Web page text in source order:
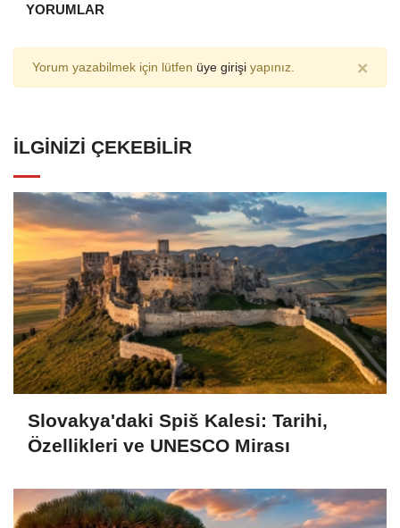
YORUMLAR
Yorum yazabilmek için lütfen üye girişi yapınız. ×
İLGINIZI ÇEKEBILIR
Slovakya'daki Spiš Kalesi: Tarihi,
Özellikleri ve UNESCO Mirası